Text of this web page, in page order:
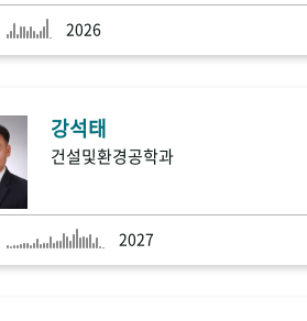
2026
강석태
건설및환경공학과
2027